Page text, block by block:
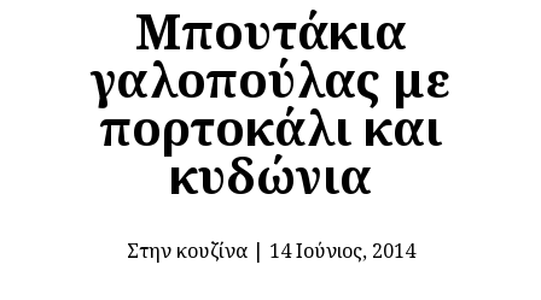
Μπουτάκια
γαλοπούλας με
πορτοκάλι και
κυδώνια
Στην κουζίνα| 14 Ιούνιος, 2014